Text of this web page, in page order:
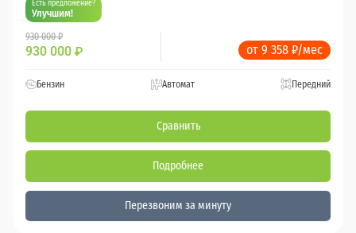
Есть предложение?
Улучшим!
930 000 ₽
930 000 ₽ от 9 358 ₽/мес
Бензин Автомат Передний
Сравнить
Подробнее
Перезвоним за минуту